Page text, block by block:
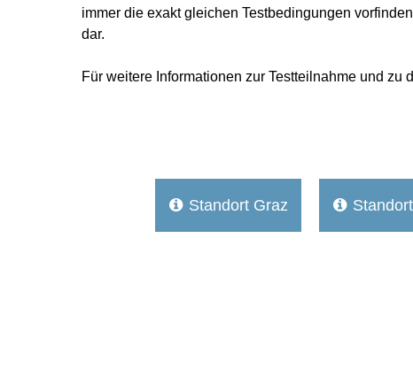
immer die exakt gleichen Testbedingungen
dar.
Für weitere Informationen zur Testteilnahme und
 Standort Graz 